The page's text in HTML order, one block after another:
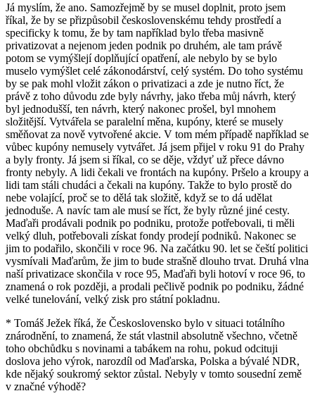
Já myslím, že ano. Samozřejmě by se musel doplnit, proto jsem
říkal, že by se přizpůsobil československému tehdy prostředí a
specificky k tomu, že by tam například bylo třeba masivně
privatizovat a nejenom jeden podnik po druhém, ale tam právě
potom se vymýšlejí doplňující opatření, ale nebylo by se bylo
muselo vymýšlet celé zákonodárství, celý systém. Do toho systému
by se pak mohl vložit zákon o privatizaci a zde je nutno říct, že
právě z toho důvodu zde byly návrhy, jako třeba můj návrh, který
byl jednodušší, ten návrh, který nakonec prošel, byl mnohem
složitější. Vytvářela se paralelní měna, kupóny, které se musely
směňovat za nově vytvořené akcie. V tom mém případě například se
vůbec kupóny nemusely vytvářet. Já jsem přijel v roku 91 do Prahy
a byly fronty. Já jsem si říkal, co se děje, vždyť už přece dávno
fronty nebyly. A lidi čekali ve frontách na kupóny. Pršelo a kroupy a
lidi tam stáli chudáci a čekali na kupóny. Takže to bylo prostě do
nebe volající, proč se to dělá tak složitě, když se to dá udělat
jednoduše. A navíc tam ale musí se říct, že byly různé jiné cesty.
Maďaři prodávali podnik po podniku, protože potřebovali, ti měli
velký dluh, potřebovali získat fondy prodejí podniků. Nakonec se
jim to podařilo, skončili v roce 96. Na začátku 90. let se čeští politici
vysmívali Maďarům, že jim to bude strašně dlouho trvat. Druhá vlna
naší privatizace skončila v roce 95, Maďaři byli hotoví v roce 96, to
znamená o rok později, a prodali pečlivě podnik po podniku, žádné
velké tunelování, velký zisk pro státní pokladnu.
* Tomáš Ježek říká, že Československo bylo v situaci totálního
znárodnění, to znamená, že stát vlastnil absolutně všechno, včetně
toho obchůdku s novinami a tabákem na rohu, pokud odcituji
doslova jeho výrok, narozdíl od Maďarska, Polska a bývalé NDR,
kde nějaký soukromý sektor zůstal. Nebyly v tomto sousední země
v značné výhodě?